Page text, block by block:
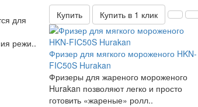
для
режи..
Купить
Купить в 1 клик
Фризер для мягкого мороженого HKN-
FIC50S Hurakan
Фризеры для жареного мороженого
Hurakan позволяют легко и просто
готовить «жареные» ролл..